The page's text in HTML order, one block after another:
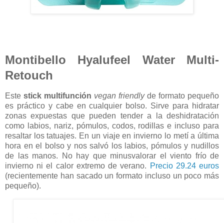
Montibello Hyalufeel Water Multi-
Retouch
Este stick multifunción vegan friendlyde formato pequeño
es práctico y cabe en cualquier bolso. Sirve para hidratar
zonas expuestas que pueden tender a la deshidratación
como labios, nariz, pómulos, codos, rodillas e incluso para
resaltar los tatuajes. En un viaje en invierno lo metí a última
hora en el bolso y nos salvó los labios, pómulos y nudillos
de las manos. No hay que minusvalorar el viento frío de
invierno ni el calor extremo de verano. Precio 29.24 euros
(recientemente han sacado un formato incluso un poco más
pequeño).